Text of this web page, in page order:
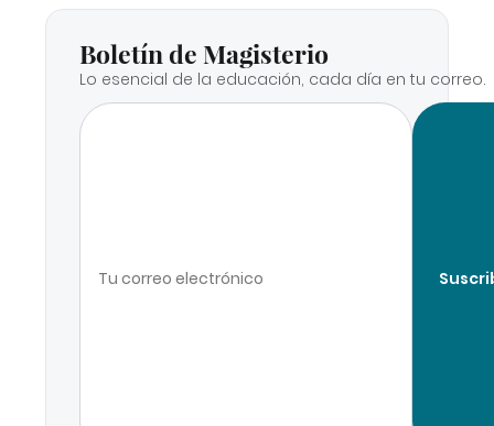
Boletín de Magisterio
Lo esencial de la educación, cada día en tu correo.